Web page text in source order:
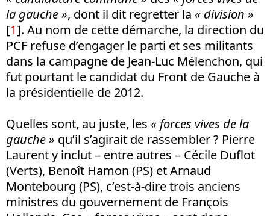
la gauche », dont il dit regretter la « division »
[1]. Au nom de cette démarche, la direction du
PCF refuse d’engager le parti et ses militants
dans la campagne de Jean-Luc Mélenchon, qui
fut pourtant le candidat du Front de Gauche à
la présidentielle de 2012.
Quelles sont, au juste, les « forces vives de la
gauche » qu’il s’agirait de rassembler ? Pierre
Laurent y inclut – entre autres – Cécile Duflot
(Verts), Benoît Hamon (PS) et Arnaud
Montebourg (PS), c’est-à-dire trois anciens
ministres du gouvernement de François